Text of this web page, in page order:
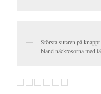
Största sutaren på
bland näckrosorna med